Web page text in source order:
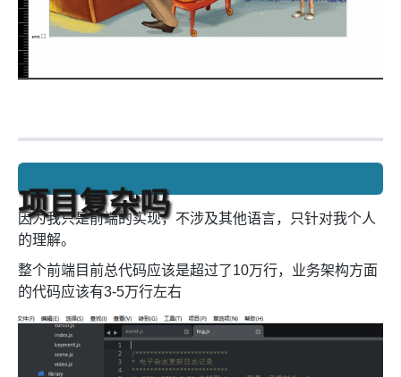
项目复杂吗
因为我只是前端的实现，不涉及其他语言，只针对我个人
的理解。
整个前端目前总代码应该是超过了10万行，业务架构方面
的代码应该有3-5万行左右